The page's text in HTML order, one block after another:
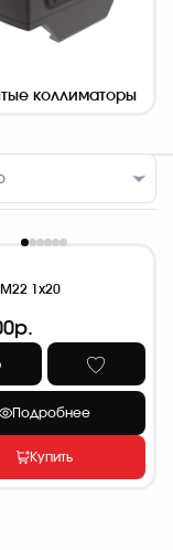
коллиматоры
1x20
Подробнее
Купить